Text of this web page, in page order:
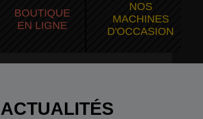
BOUTIQUE
EN LIGNE
NOS
MACHINES
D'OCCASION
ACTUALITÉS